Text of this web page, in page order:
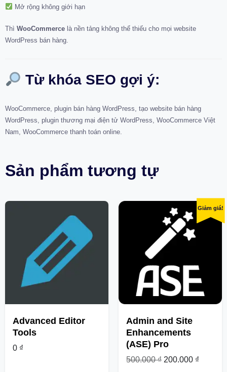
Mở rộng không giới hạn
Thì WooCommerce là nền tảng không thể thiếu cho mọi website
WordPress bán hàng.
Từ khóa SEO gợi ý:
WooCommerce, plugin bán hàng WordPress, tạo website bán hàng
WordPress, plugin thương mại điện tử WordPress, WooCommerce Việt
Nam, WooCommerce thanh toán online.
Sản phẩm tương tự
Advanced Editor
Tools
0 ₫
Giảm giá!
Admin and Site
Enhancements
(ASE) Pro
500.000₫ 200.000 ₫